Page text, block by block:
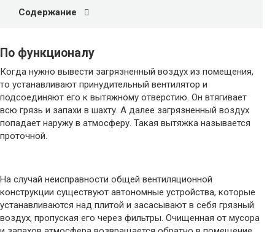
Содержание
По функционалу
Когда нужно вывести загрязненный воздух из помещения,
то устанавливают принудительный вентилятор и
подсоединяют его к вытяжному отверстию. Он втягивает
всю грязь и запахи в шахту. А далее загрязненный воздух
попадает наружу в атмосферу. Такая вытяжка называется
проточной.
На случай неисправности общей вентиляционной
конструкции существуют автономные устройства, которые
устанавливаются над плитой и засасывают в себя грязный
воздух, пропуская его через фильтры. Очищенная от мусора